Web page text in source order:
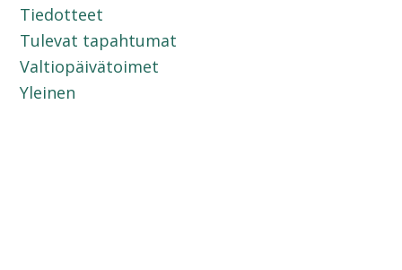
Tiedotteet
Tulevat tapahtumat
Valtiopäivätoimet
Yleinen